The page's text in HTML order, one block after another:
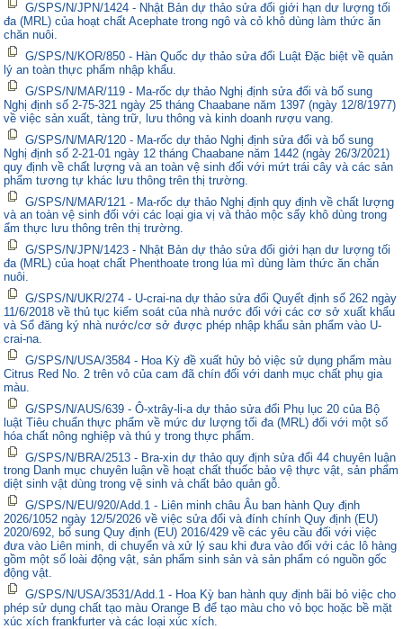
G/SPS/N/JPN/1424 - Nhật Bản dự thảo sửa đổi giới hạn dư lượng tối
đa (MRL) của hoạt chất Acephate trong ngô và cỏ khô dùng làm thức ăn
chăn nuôi.
G/SPS/N/KOR/850 - Hàn Quốc dự thảo sửa đổi Luật Đặc biệt về quản
lý an toàn thực phẩm nhập khẩu.
G/SPS/N/MAR/119 - Ma-rốc dự thảo Nghị định sửa đổi và bổ sung
Nghị định số 2-75-321 ngày 25 tháng Chaabane năm 1397 (ngày 12/8/1977)
về việc sản xuất, tàng trữ, lưu thông và kinh doanh rượu vang.
G/SPS/N/MAR/120 - Ma-rốc dự thảo Nghị định sửa đổi và bổ sung
Nghị định số 2-21-01 ngày 12 tháng Chaabane năm 1442 (ngày 26/3/2021)
quy định về chất lượng và an toàn vệ sinh đối với mứt trái cây và các sản
phẩm tương tự khác lưu thông trên thị trường.
G/SPS/N/MAR/121 - Ma-rốc dự thảo Nghị định quy định về chất lượng
và an toàn vệ sinh đối với các loại gia vị và thảo mộc sấy khô dùng trong
ẩm thực lưu thông trên thị trường.
G/SPS/N/JPN/1423 - Nhật Bản dự thảo sửa đổi giới hạn dư lượng tối
đa (MRL) của hoạt chất Phenthoate trong lúa mì dùng làm thức ăn chăn
nuôi.
G/SPS/N/UKR/274 - U-crai-na dự thảo sửa đổi Quyết định số 262 ngày
11/6/2018 về thủ tục kiểm soát của nhà nước đối với các cơ sở xuất khẩu
và Sổ đăng ký nhà nước/cơ sở được phép nhập khẩu sản phẩm vào U-
crai-na.
G/SPS/N/USA/3584 - Hoa Kỳ đề xuất hủy bỏ việc sử dụng phẩm màu
Citrus Red No. 2 trên vỏ của cam đã chín đối với danh mục chất phụ gia
màu.
G/SPS/N/AUS/639 - Ô-xtrây-li-a dự thảo sửa đổi Phụ lục 20 của Bộ
luật Tiêu chuẩn thực phẩm về mức dư lượng tối đa (MRL) đối với một số
hóa chất nông nghiệp và thú y trong thực phẩm.
G/SPS/N/BRA/2513 - Bra-xin dự thảo quy định sửa đổi 44 chuyên luận
trong Danh mục chuyên luận về hoạt chất thuốc bảo vệ thực vật, sản phẩm
diệt sinh vật dùng trong vệ sinh và chất bảo quản gỗ.
G/SPS/N/EU/920/Add.1 - Liên minh châu Âu ban hành Quy định
2026/1052 ngày 12/5/2026 về việc sửa đổi và đính chính Quy định (EU)
2020/692, bổ sung Quy định (EU) 2016/429 về các yêu cầu đối với việc
đưa vào Liên minh, di chuyển và xử lý sau khi đưa vào đối với các lô hàng
gồm một số loài động vật, sản phẩm sinh sản và sản phẩm có nguồn gốc
động vật.
G/SPS/N/USA/3531/Add.1 - Hoa Kỳ ban hành quy định bãi bỏ việc cho
phép sử dụng chất tạo màu Orange B để tạo màu cho vỏ bọc hoặc bề mặt
xúc xích frankfurter và các loại xúc xích.